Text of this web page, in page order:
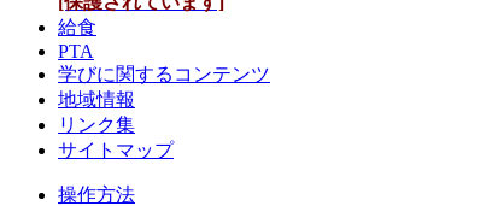
給食
PTA
学びに関するコンテンツ
地域情報
リンク集
サイトマップ
操作方法